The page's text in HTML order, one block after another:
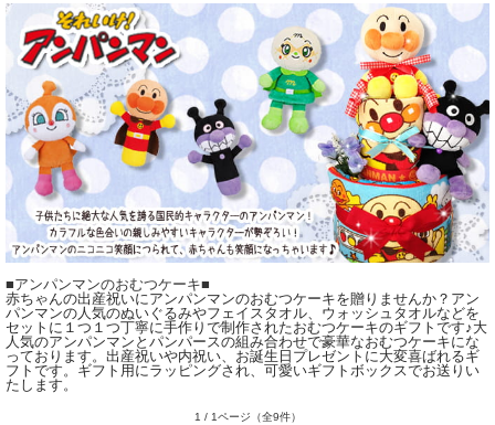
■アンパンマンのおむつケーキ■
赤ちゃんの出産祝いにアンパンマンのおむつケーキを贈りませんか？アン
パンマンの人気のぬいぐるみやフェイスタオル、ウォッシュタオルなどを
セットに１つ１つ丁寧に手作りで制作されたおむつケーキのギフトです♪大
人気のアンパンマンとパンパースの組み合わせで豪華なおむつケーキにな
っております。出産祝いや内祝い、お誕生日プレゼントに大変喜ばれるギ
フトです。ギフト用にラッピングされ、可愛いギフトボックスでお送りい
たします。
1 / 1ページ （全9件）